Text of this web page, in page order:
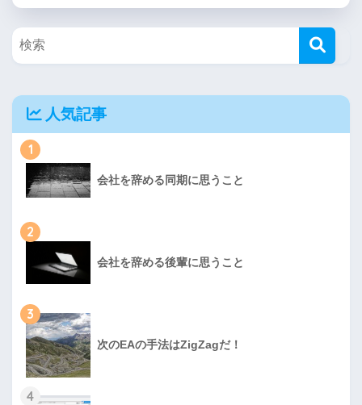
人気記事
1
会社を辞める同期に思うこと
2
会社を辞める後輩に思うこと
3
次のEAの手法はZigZagだ！
4